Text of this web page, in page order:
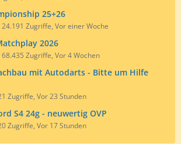
25+26
Zugriffe, Vor einer Woche
2026
Zugriffe, Vor 4 Wochen
mit Autodarts - Bitte um Hilfe
Zugriffe, Vor 23 Stunden
S4 24g - neuwertig OVP
Zugriffe, Vor 17 Stunden